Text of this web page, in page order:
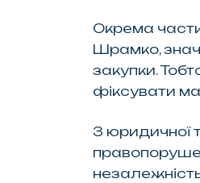
Окрема
Шрамко,
закупки.
фіксувати
З юридичної